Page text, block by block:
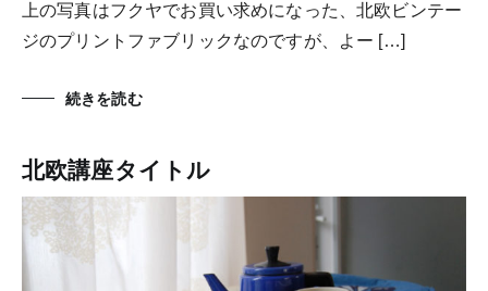
上の写真はフクヤでお買い求めになった、北欧ビンテー
ジのプリントファブリックなのですが、よー […]
続きを読む
北欧講座タイトル